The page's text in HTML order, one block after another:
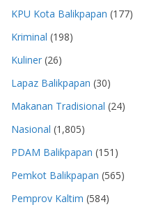
KPU Kota Balikpapan (177)
Kriminal (198)
Kuliner (26)
Lapaz Balikpapan (30)
Makanan Tradisional (24)
Nasional (1,805)
PDAM Balikpapan (151)
Pemkot Balikpapan (565)
Pemprov Kaltim (584)